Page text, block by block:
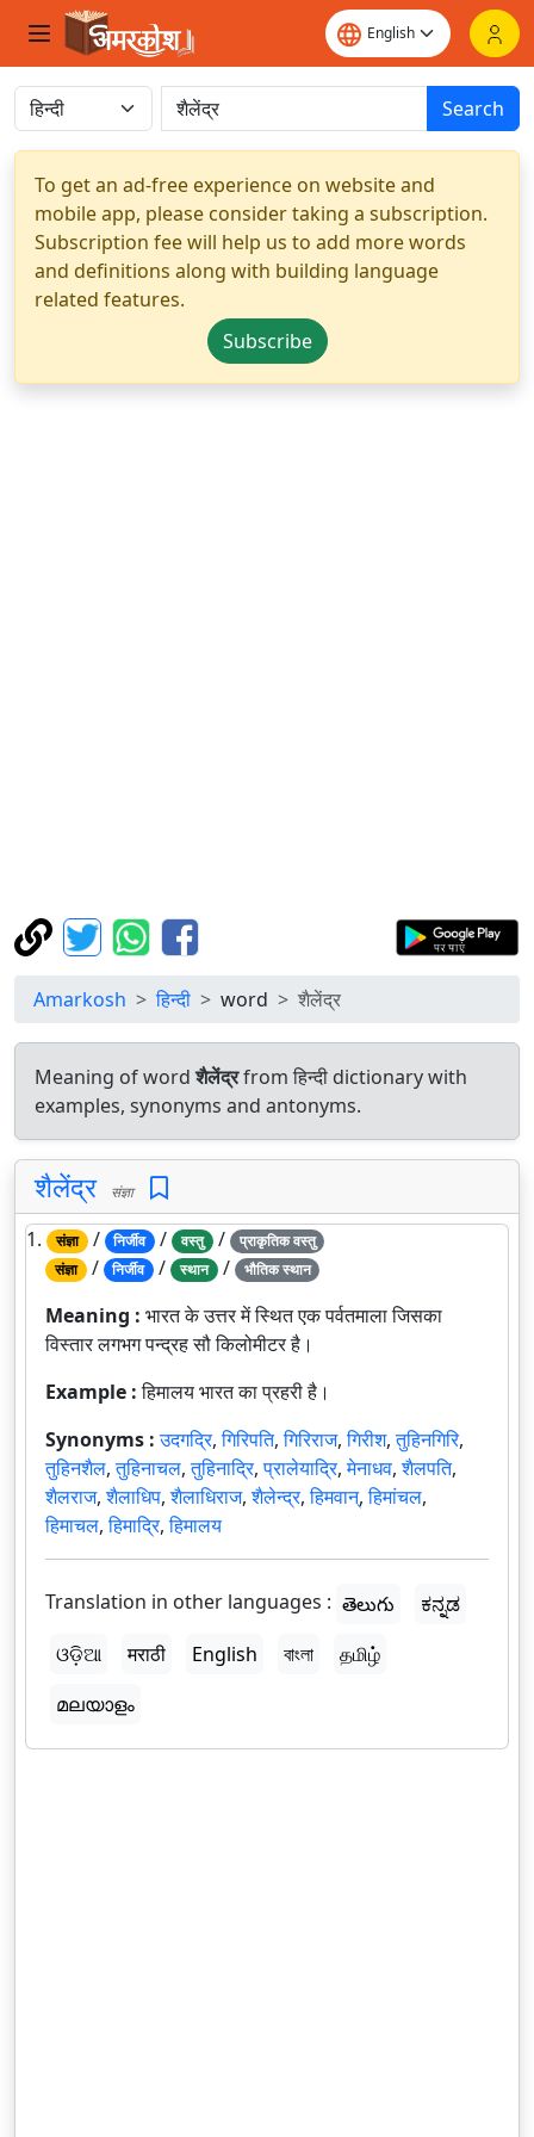
Search
To get an ad-free experience on website and
mobile app, please consider taking a subscription.
Subscription fee will help us to add more words
and definitions along with building language
related features.
Subscribe
Amarkosh हिन्दी word शैलेंद्र
Meaning of wordशैलेंद्रfrom हिन्दी dictionary with
examples, synonyms and antonyms.
शैलेंद्र संज्ञा
1. संज्ञा / निर्जीव / वस्तु /
प्राकृतिक वस्तु
संज्ञा / निर्जीव / स्थान / भौतिक स्थान
Meaning : भारत के उत्तर में स्थित एक पर्वतमाला जिसका
विस्तार लगभग पन्द्रह सौ किलोमीटर है।
Example :हिमालय भारत का प्रहरी है।
Synonyms :उदगद्रि,गिरिपति,गिरिराज,गिरीश,तुहिनगिरि,
तुहिनशैल,तुहिनाचल,तुहिनाद्रि,प्रालेयाद्रि,मेनाधव,शैलपति,
शैलराज,शैलाधिप,शैलाधिराज,शैलेन्द्र,हिमवान्,हिमांचल,
हिमाचल,हिमाद्रि,हिमालय
Translation in other languages : తెలుగు
ಕನ್ನಡ
ଓଡ଼ିଆ
मराठी English বাংলা
தமிழ்
മലയാളം